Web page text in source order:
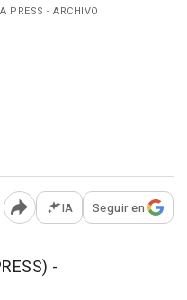
PRESS - ARCHIVO
Abrir opciones para
IA Seguir en
-